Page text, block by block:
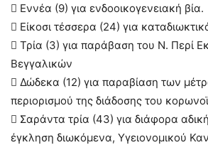
 Εννέα (9) για ενδοοικογενειακή βία.
 Είκοσι τέσσερα (24) για
 Τρία (3) για παράβαση του Ν. Περί
Βεγγαλικών
 Δώδεκα (12) για παραβίαση των
περιορισμού της διάδοσης του
 Σαράντα τρία (43) για διάφορα
έγκληση διωκόμενα, Υγειονομικού